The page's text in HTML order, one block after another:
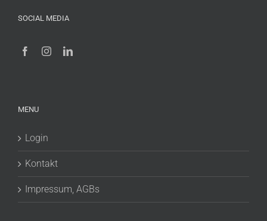
SOCIAL MEDIA
MENU
Login
Kontakt
Impressum, AGBs